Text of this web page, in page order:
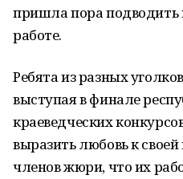
пришла пора подводить
работе.
Ребята из разных
выступая в финале
краеведческих
выразить любовь к
членов жюри, что их